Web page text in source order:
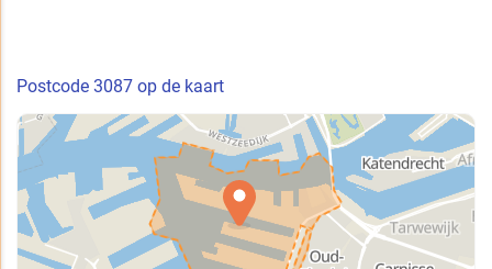
Postcode 3087 op de kaart